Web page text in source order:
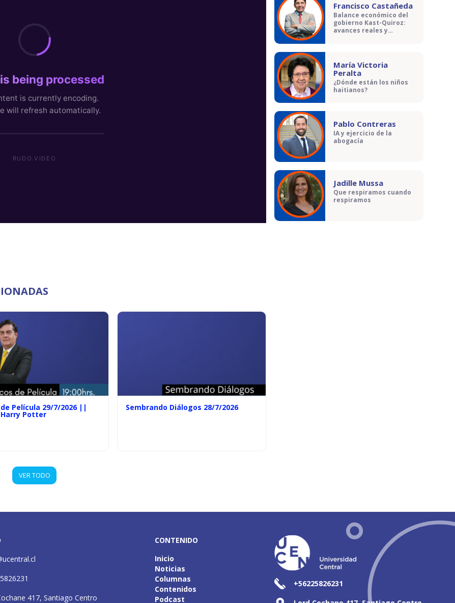
Película 29/7/2026 ||
Potter
Sembrando Diálogos 28/7/2026
VER TODO
Francisco Castañeda
Balance económico del
gobierno Kast-Quiroz:
avances reales y
María Victoria
Peralta
¿Dónde están los niños
haitianos?
Pablo Contreras
IA y ejercicio de la
abogacía
Jadille Mussa
Que respiramos cuando
respiramos
417, Santiago Centro
CONTENIDO
Inicio
Noticias
Columnas
Contenidos
Podcast
+56225826231